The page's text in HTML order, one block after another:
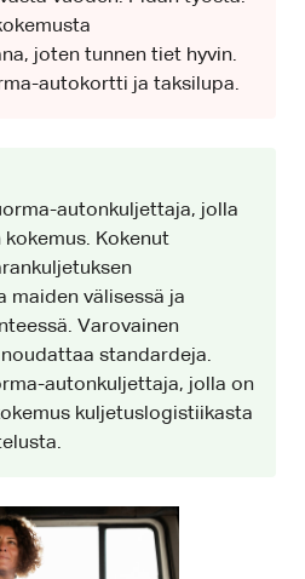
joten tunnen tiet hyvin.
autokortti ja taksilupa.
autonkuljettaja, jolla
Kokenut
maiden välisessä ja
Varovainen
standardeja.
autonkuljettaja, jolla on
kuljetuslogistiikasta